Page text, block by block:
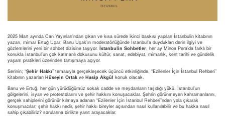
2025 Mart ayında Can Yayınları’ndan çıkan ve kısa sürede ikinci baskısı yapılan İstanbulin kitabının
yazarı, mimar Ertuğ Uçar; Banu Uçak’ın moderatörlüğünde İstanbul’a duydukları derin ilgiyi ve
gözlemlerini yeni bir sohbet dizisine taşıyor. İstanbulin Sohbetler, her ay Minoa Pera’da farklı bir
konukla İstanbul’un çok katmanlı dokusunu kültür, sanat, edebiyat, mimarlık, kent tarihi ve gündelik
yaşam pratikleri üzerinden tartışmaya açıyor.
Serinin; “Şehir Hakkı” temasıyla gerçekleşecek üçüncü etkinliğinde, “Ezilenler İçin İstanbul Rehberi”
kitabının yazarları Hüseyin Ortak ve Hasip Akgül konuk olacak.
Banu ve Ertuğ, her gün yürüdüğümüz sokak cadde ve meydanların taşıdığı yükü, İstanbul’un
gölgelerini, isyan ve protestolarını ve şehir hakkını konuşacaklar. Şehrin görünmeyen kahramanlarını,
gerçek sahiplerini görünür kılmaya adanan “Ezilenler İçin İstanbul Rehberi”nden yola çıkarak
konuşmacılar; şehir hakkı nedir, şehir hakkı bireyler açısından nasıl kullanılabilir ve bu hakka nasıl
sahip çıkabiliriz? sorularına birlikte yanıt arayacaklar.